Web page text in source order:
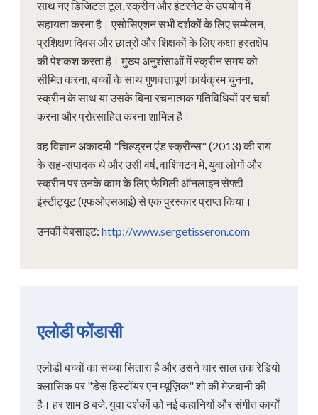
साथ नए डिजिटल टूल, स्क्रीन और इंटरनेट के उपयोग में
सहायता करना है। एसोसिएशन सभी दर्शकों के लिए सम्मेलन,
प्रशिक्षण दिवस और छात्रों और शिक्षकों के लिए कक्षा हस्तक्षेप
की पेशकश करता है। मुख्य अनुशंसाओं में स्क्रीन समय को
सीमित करना, बच्चों के साथ गुणवत्तापूर्ण कार्यक्रम चुनना,
स्क्रीन के साथ या उसके बिना रचनात्मक गतिविधियों पर चर्चा
करना और प्रोत्साहित करना शामिल है।
वह विज्ञान अकादमी "चिल्ड्रन एंड स्क्रीन्स" (2013) की राय
के सह-संपादक थे और उसी वर्ष, वाशिंगटन में, युवा लोगों और
स्क्रीन पर उनके काम के लिए फैमिली ऑनलाइन सेफ्टी
इंस्टीट्यूट (एफओएसआई) से एक पुरस्कार प्राप्त किया।
उनकी वेबसाइट: http://www.sergetisseron.com
एलोडी फोंडासी
एलोडी बच्चों का सच्चा सितारा है और उसने चार साल तक रेडियो
क्लासिक पर "डेस हिस्टॉयर एन म्यूज़िक" शो की मेजबानी की
है। हर शाम 8 बजे, युवा दर्शकों को नई कहानियों और संगीत कार्यों